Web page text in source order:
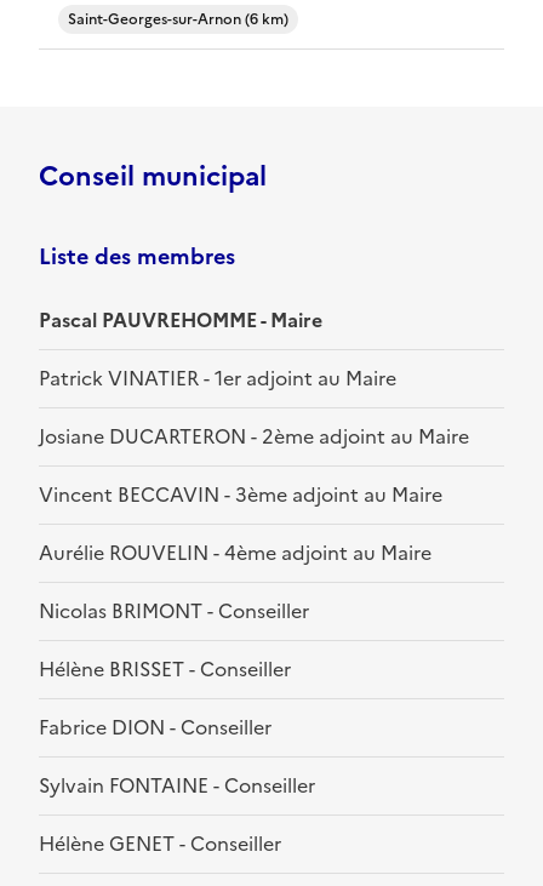
Saint-Georges-sur-Arnon (6 km)
Conseil municipal
Liste des membres
Pascal PAUVREHOMME - Maire
Patrick VINATIER - 1er adjoint au Maire
Josiane DUCARTERON - 2ème adjoint au Maire
Vincent BECCAVIN - 3ème adjoint au Maire
Aurélie ROUVELIN - 4ème adjoint au Maire
Nicolas BRIMONT - Conseiller
Hélène BRISSET - Conseiller
Fabrice DION - Conseiller
Sylvain FONTAINE - Conseiller
Hélène GENET - Conseiller